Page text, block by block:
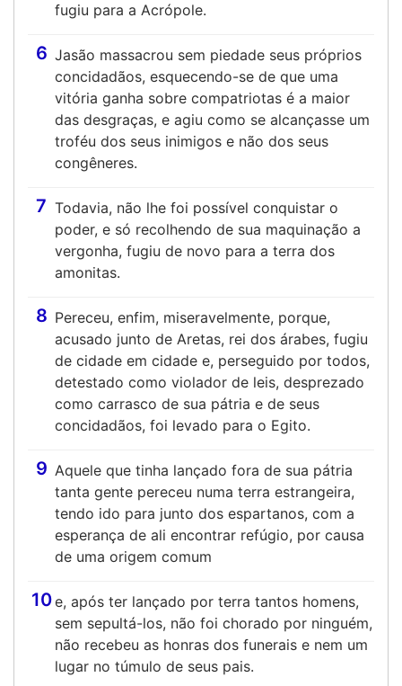
fugiu para a Acrópole.
6 Jasão massacrou sem piedade seus próprios
concidadãos, esquecendo-se de que uma
vitória ganha sobre compatriotas é a maior
das desgraças, e agiu como se alcançasse um
troféu dos seus inimigos e não dos seus
congêneres.
7 Todavia, não lhe foi possível conquistar o
poder, e só recolhendo de sua maquinação a
vergonha, fugiu de novo para a terra dos
amonitas.
8 Pereceu, enfim, miseravelmente, porque,
acusado junto de Aretas, rei dos árabes, fugiu
de cidade em cidade e, perseguido por todos,
detestado como violador de leis, desprezado
como carrasco de sua pátria e de seus
concidadãos, foi levado para o Egito.
9 Aquele que tinha lançado fora de sua pátria
tanta gente pereceu numa terra estrangeira,
tendo ido para junto dos espartanos, com a
esperança de ali encontrar refúgio, por causa
de uma origem comum
10e, após ter lançado por terra tantos homens,
sem sepultá-los, não foi chorado por ninguém,
não recebeu as honras dos funerais e nem um
lugar no túmulo de seus pais.